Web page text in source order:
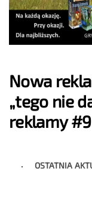
Nowa
„tego nie
reklamy #9
OSTATNIA